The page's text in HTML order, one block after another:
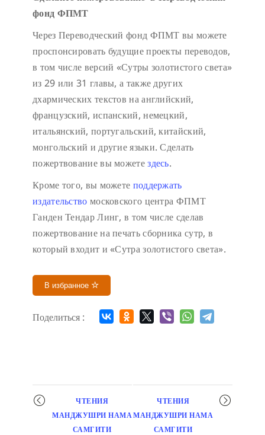
фонд ФПМТ
Через Переводческий фонд ФПМТ вы можете
проспонсировать будущие проекты переводов,
в том числе версий «Сутры золотистого света»
из 29 или 31 главы, а также других
дхармических текстов на английский,
французский, испанский, немецкий,
итальянский, португальский, китайский,
монгольский и другие языки. Сделать
пожертвование вы можетездесь.
Кроме того, вы можете поддержать
издательство московского центра ФПМТ
Ганден Тендар Линг, в том числе сделав
пожертвование на печать сборника сутр, в
который входит и «Сутра золотистого света».
В избранное
Поделиться :
Мероприятие
навигация
ЧТЕНИЯ
МАНДЖУШРИ НАМА
САМГИТИ
ЧТЕНИЯ
МАНДЖУШРИ НАМА
САМГИТИ